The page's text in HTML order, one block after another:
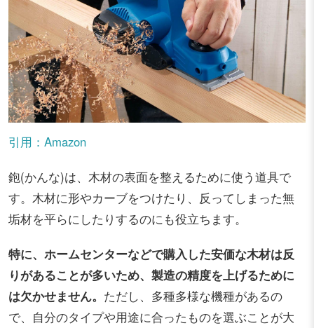
引用：Amazon
鉋(かんな)は、木材の表面を整えるために使う道具で
す。木材に形やカーブをつけたり、反ってしまった無
垢材を平らにしたりするのにも役立ちます。
特に、ホームセンターなどで購入した安価な木材は反
りがあることが多いため、製造の精度を上げるために
は欠かせません。 ただし、多種多様な機種があるの
で、自分のタイプや用途に合ったものを選ぶことが大